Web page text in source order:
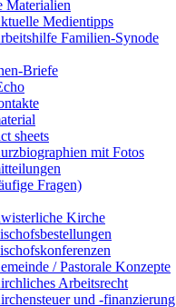
Materialien
Medientipps
Familien-Synode
Briefe
sheets
mit Fotos
Fragen)
Kirche
/ Pastorale Konzepte
Arbeitsrecht
und -finanzierung